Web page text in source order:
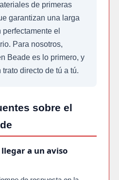
de primeras
garantizan una larga
el
Para nosotros,
Beade es lo primero, y
trato directo de tú a tú.
sobre el
a un aviso